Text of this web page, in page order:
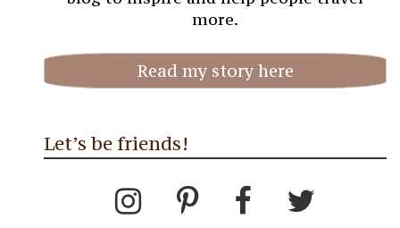
more.
Read my story here
Let’s be friends!